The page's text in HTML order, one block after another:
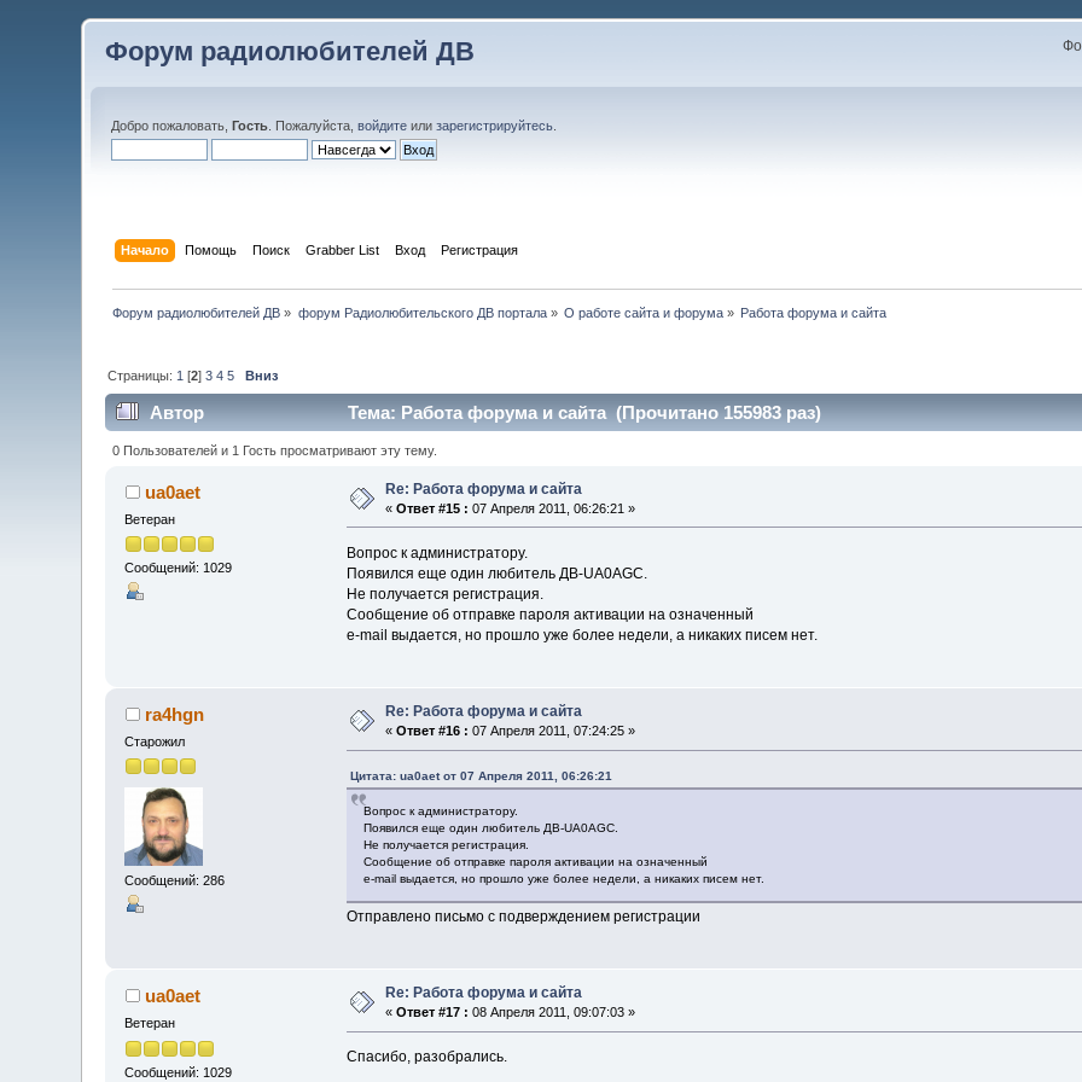
Форум радиолюбителей ДВ
Добро пожаловать,Гость . Пожалуйста,войдите илизарегистрируйтесь
Начало Помощь Поиск Grabber List Вход Регистрация
Форум радиолюбителей ДВ » форум Радиолюбительского ДВ портала» О работе сайта и форума » Работа форума и сайта
Страницы: 1 [2]3 4 5 Вниз
Автор Тема: Работа форума и сайта (Прочитано 155983 раз)
0 Пользователей и 1 Гость просматривают эту тему.
ua0aet
Ветеран
Сообщений: 1029
Re: Работа форума и сайта
«Ответ #15 : 07 Апреля 2011, 06:26:21 »
Вопрос к администратору.
Появился еще один любитель ДВ-UA0AGC.
Не получается регистрация.
Сообщение об отправке пароля активации на означенный
e-mail выдается, но прошло уже более недели, а никаких писем нет.
ra4hgn
Старожил
Сообщений: 286
Re: Работа форума и сайта
«Ответ #16 : 07 Апреля 2011, 07:24:25 »
Цитата: ua0aet от 07 Апреля 2011, 06:26:21
Вопрос к администратору.
Появился еще один любитель ДВ-UA0AGC.
Не получается регистрация.
Сообщение об отправке пароля активации на означенный
e-mail выдается, но прошло уже более недели, а никаких писем нет.
Отправлено письмо с подверждением регистрации
ua0aet
Ветеран
Сообщений: 1029
Re: Работа форума и сайта
«Ответ #17 : 08 Апреля 2011, 09:07:03 »
Спасибо, разобрались.